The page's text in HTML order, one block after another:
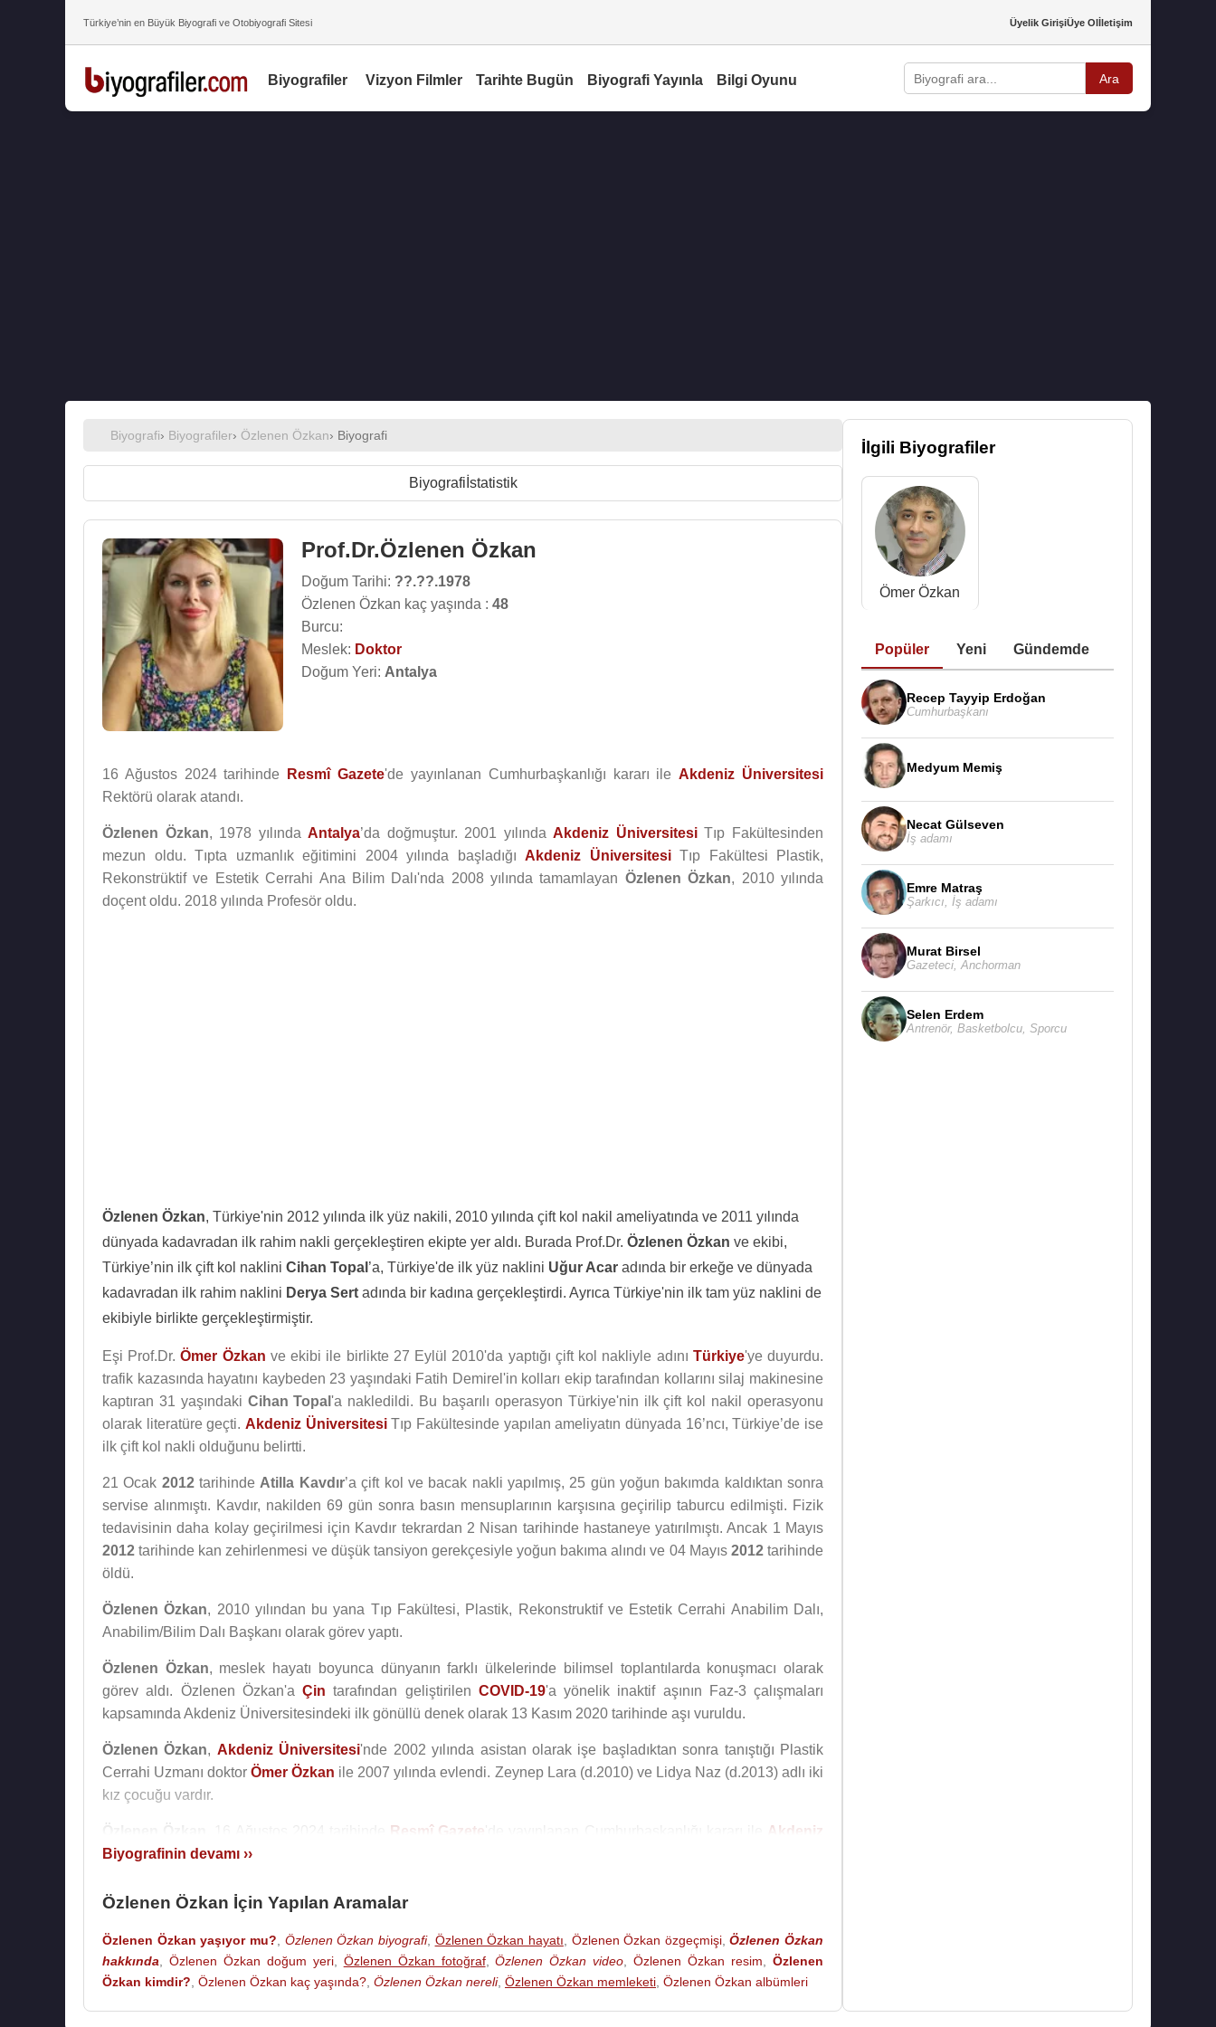
Türkiye’nin en Büyük Biyografi ve Otobiyografi Sitesi Üyelik GirişiÜye Olİletişim
Biyografiler Vizyon Filmler Tarihte Bugün Biyografi Yayınla Bilgi Oyunu Ara
Biyografi› Biyografiler› Özlenen Özkan› Biyografi
Biyografi İstatistik
Prof.Dr.Özlenen Özkan
Doğum Tarihi: ??.??.1978
Özlenen Özkan kaç yaşında : 48
Burcu:
Meslek: Doktor
Doğum Yeri: Antalya
16 Ağustos 2024 tarihinde Resmî Gazete'de yayınlanan Cumhurbaşkanlığı kararı ileAkdeniz Üniversitesi
Rektörü olarak atandı.
Özlenen Özkan, 1978 yılındaAntalya’da doğmuştur. 2001 yılındaAkdeniz ÜniversitesiTıp Fakültesinden
mezun oldu. Tıpta uzmanlık eğitimini 2004 yılında başladığı Akdeniz ÜniversitesiTıp Fakültesi Plastik,
Rekonstrüktif ve Estetik Cerrahi Ana Bilim Dalı'nda 2008 yılında tamamlayan Özlenen Özkan, 2010 yılında
doçent oldu. 2018 yılında Profesör oldu.
Özlenen Özkan, Türkiye'nin 2012 yılında ilk yüz nakili, 2010 yılında çift kol nakil ameliyatında ve 2011 yılında
dünyada kadavradan ilk rahim nakli gerçekleştiren ekipte yer aldı. Burada Prof.Dr. Özlenen Özkan ve ekibi,
Türkiye’nin ilk çift kol naklini Cihan Topal ’a, Türkiye'de ilk yüz naklini Uğur Acar adında bir erkeğe ve dünyada
kadavradan ilk rahim naklini Derya Sert adında bir kadına gerçekleştirdi. Ayrıca Türkiye'nin ilk tam yüz naklini de
ekibiyle birlikte gerçekleştirmiştir.
Eşi Prof.Dr.Ömer Özkan ve ekibi ile birlikte 27 Eylül 2010'da yaptığı çift kol nakliyle adını Türkiye'ye duyurdu.
trafik kazasında hayatını kaybeden 23 yaşındaki Fatih Demirel'in kolları ekip tarafından kollarını silaj makinesine
kaptıran 31 yaşındaki Cihan Topal 'a nakledildi. Bu başarılı operasyon Türkiye'nin ilk çift kol nakil operasyonu
olarak literatüre geçti. Akdeniz ÜniversitesiTıp Fakültesinde yapılan ameliyatın dünyada 16’ncı, Türkiye’de ise
ilk çift kol nakli olduğunu belirtti.
21 Ocak 2012tarihinde Atilla Kavdır’a çift kol ve bacak nakli yapılmış, 25 gün yoğun bakımda kaldıktan sonra
servise alınmıştı. Kavdır, nakilden 69 gün sonra basın mensuplarının karşısına geçirilip taburcu edilmişti. Fizik
tedavisinin daha kolay geçirilmesi için Kavdır tekrardan 2 Nisan tarihinde hastaneye yatırılmıştı. Ancak 1 Mayıs
2012 tarihinde kan zehirlenmesi ve düşük tansiyon gerekçesiyle yoğun bakıma alındı ve 04 Mayıs 2012tarihinde
öldü.
Özlenen Özkan, 2010 yılından bu yana Tıp Fakültesi, Plastik, Rekonstruktif ve Estetik Cerrahi Anabilim Dalı,
Anabilim/Bilim Dalı Başkanı olarak görev yaptı.
Özlenen Özkan, meslek hayatı boyunca dünyanın farklı ülkelerinde bilimsel toplantılarda konuşmacı olarak
görev aldı. Özlenen Özkan'a Çin tarafından geliştirilen COVID-19'a yönelik inaktif aşının Faz-3 çalışmaları
kapsamında Akdeniz Üniversitesindeki ilk gönüllü denek olarak 13 Kasım 2020 tarihinde aşı vuruldu.
Özlenen Özkan, Akdeniz Üniversitesi'nde 2002 yılında asistan olarak işe başladıktan sonra tanıştığı Plastik
Cerrahi Uzmanı doktorÖmer Özkan ile 2007 yılında evlendi. Zeynep Lara (d.2010) ve Lidya Naz (d.2013) adlı iki
kız çocuğu vardır.
Resmî Gazete
Akdeniz
ÜniversitesiRektörü olarak atandı.
Kaynak:Biyografiler.com
Biyografinin devamı ››
Özlenen Özkan İçin Yapılan Aramalar
Özlenen Özkan yaşıyor mu? Özlenen Özkan biyografi, Özlenen Özkan hayatı Özlenen Özkan özgeçmişi,Özlenen Özkan
hakkında
Özlenen Özkan doğum yeri, Özlenen Özkan fotoğraf,Özlenen Özkan video ,Özlenen Özkan resim ,Özlenen
Özkan kimdir? Özlenen Özkan kaç yaşında? Özlenen Özkan nereli, Özlenen Özkan memleketi Özlenen Özkan albümleri
İlgili Biyografiler
Ömer Özkan
Popüler Yeni Gündemde
Recep Tayyip Erdoğan
Cumhurbaşkanı
Medyum Memiş
Necat Gülseven
İş adamı
Emre Matraş
Şarkıcı İş adamı
Murat Birsel
Gazeteci Anchorman
Selen Erdem
Antrenör, Basketbolcu Sporcu